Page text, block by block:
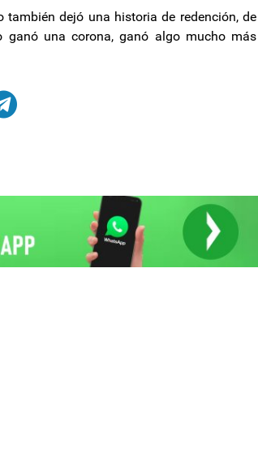
también dejó una historia de redención, de
ganó una corona, ganó algo mucho más